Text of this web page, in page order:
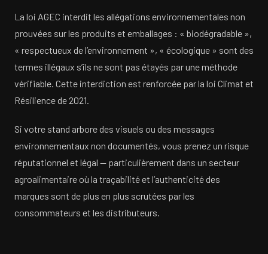
La loi AGEC interdit les allégations environnementales non
prouvées sur les produits et emballages : « biodégradable »,
« respectueux de l’environnement », « écologique » sont des
termes illégaux s’ils ne sont pas étayés par une méthode
vérifiable. Cette interdiction est renforcée par la loi Climat et
Résilience de 2021.
Si votre stand arbore des visuels ou des messages
environnementaux non documentés, vous prenez un risque
réputationnel et légal — particulièrement dans un secteur
agroalimentaire où la traçabilité et l’authenticité des
marques sont de plus en plus scrutées par les
consommateurs et les distributeurs.